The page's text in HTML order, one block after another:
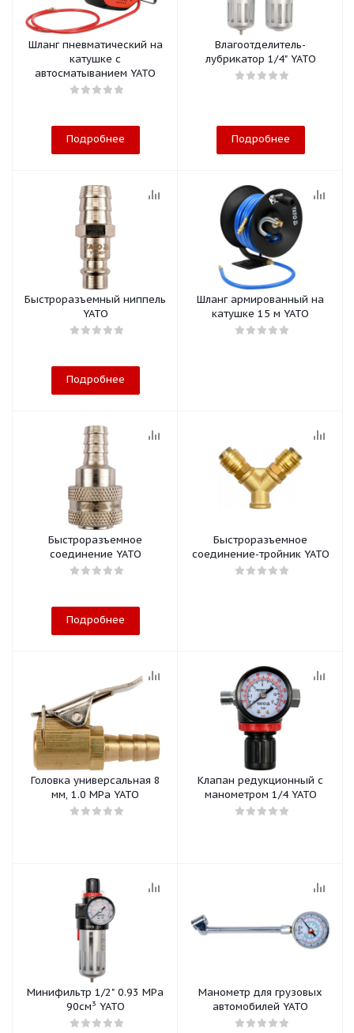
Шланг пневматический на
катушке с
автосматыванием YATO
Подробнее
Влагоотделитель-
лубрикатор 1/4" YATO
Подробнее
Быстроразъемный ниппель
YATO
Подробнее
Шланг армированный на
катушке 15 м YATO
Быстроразъемное
соединение YATO
Подробнее
Быстроразъемное
соединение-тройник YATO
Головка универсальная 8
мм, 1.0 MPa YATO
Клапан редукционный с
манометром 1/4 YATO
Минифильтр 1/2" 0.93 МРа
90см3 YATO
Манометр для грузовых
автомобилей YATO